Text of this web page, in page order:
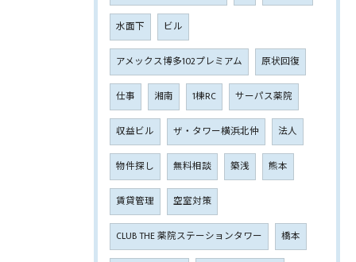
水面下 ビル
アメックス博多102プレミアム 原状回復
仕事 湘南 1棟RC サーパス薬院
収益ビル ザ・タワー横浜北仲 法人
物件探し 無料相談 築浅 熊本
賃貸管理 空室対策
CLUB THE 薬院ステーションタワー 橋本